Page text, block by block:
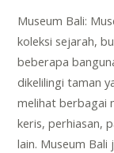
Museum Bali:
koleksi sejarah,
beberapa
dikelilingi taman
melihat berbagai
keris, perhiasan,
lain. Museum